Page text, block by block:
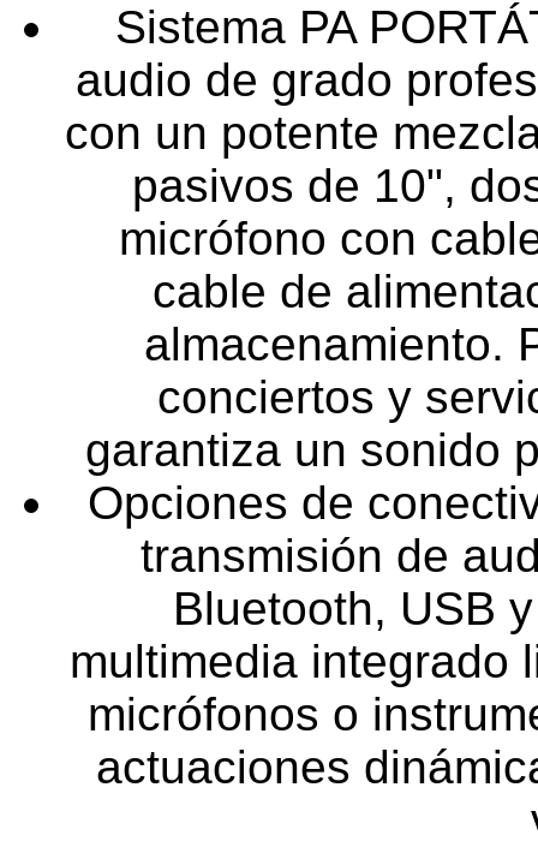
Sistema PA
audio de grado
con un potente
pasivos de 10",
micrófono con
cable de
almacenamiento.
conciertos y
garantiza un sonido
Opciones de
transmisión de
Bluetooth, USB
multimedia integrado
micrófonos o
actuaciones